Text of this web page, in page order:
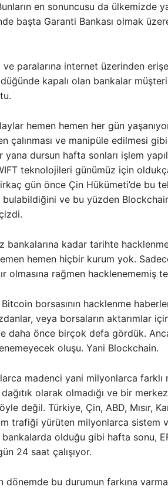
en sonuncusu da ülkemizde
başta Garanti Bankası olmak
paralarına internet üzerinden
kapalı olan bankalar
hemen hemen her gün
çalınması ve manipüle edilmesi
dursun hafta sonları işlem
teknolojileri günümüz için
gün önce Çin Hükümeti’de bu
bulabildiğini ve bu yüzden
kadar tarihte
hemen hiçbir kurum yok.
olmasına rağmen hacklenememiş
borsasının hacklenme
veya borsaların aktarımlar
daha önce birçok defa gördük.
oluşu. Yani Blockchain.
madenci yani milyonlarca farklı
olarak olmadığı ve bir
değil. Türkiye, Çin, ABD, Mısır,
trafiği yürüten milyonlarca sistem
olduğu gibi hafta sonu,
24 saat çalışıyor.
bu durumun farkına